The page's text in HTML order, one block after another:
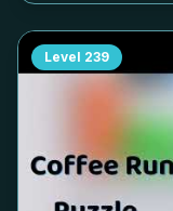
Level 239